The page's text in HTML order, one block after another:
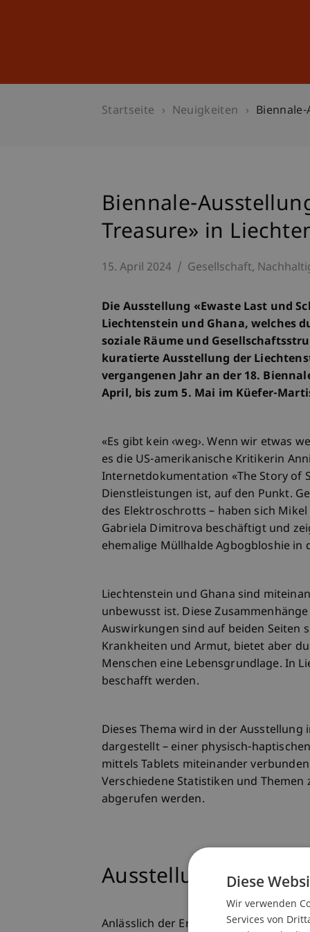
Startseite Neuigkeiten
Biennale-
Treasure» in
15. April 2024 Gesellschaft
Die Ausstellung «Ewaste Last und
Liechtenstein und Ghana, welches
soziale Räume und
kuratierte Ausstellung der
vergangenen Jahr an der 18.
April, bis zum 5. Mai im Küefer-
«Es gibt kein ‹weg›. Wenn wir etwas
es die US-amerikanische Kritikerin
Internetdokumentation «The Story of
Dienstleistungen ist, auf den Punkt.
des Elektroschrotts – haben sich
Gabriela Dimitrova beschäftigt und
ehemalige Müllhalde Agbogbloshie in
Liechtenstein und Ghana sind
unbewusst ist. Diese
Auswirkungen sind auf beiden Seiten
Krankheiten und Armut, bietet aber
Menschen eine Lebensgrundlage. In
beschafft werden.
Dieses Thema wird in der Ausstellung
dargestellt – einer physisch-
mittels Tablets miteinander
Verschiedene Statistiken und
abgerufen werden.
Anlässlich der Eröffnung der
Diese
Wir verwenden
Services von